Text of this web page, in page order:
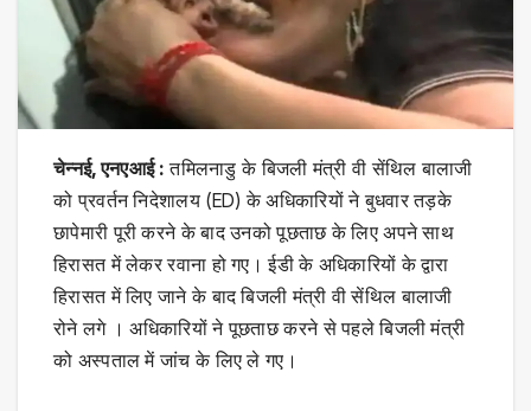
चेन्नई, एनएआई : तमिलनाडु के बिजली मंत्री वी सेंथिल बालाजी
को प्रवर्तन निदेशालय (ED) के अधिकारियों ने बुधवार तड़के
छापेमारी पूरी करने के बाद उनको पूछताछ के लिए अपने साथ
हिरासत में लेकर रवाना हो गए। ईडी के अधिकारियों के द्वारा
हिरासत में लिए जाने के बाद बिजली मंत्री वी सेंथिल बालाजी
रोने लगे । अधिकारियों ने पूछताछ करने से पहले बिजली मंत्री
को अस्पताल में जांच के लिए ले गए।